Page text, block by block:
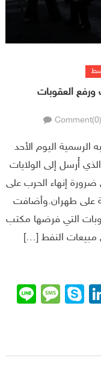
ورفع العقوبات
Comment(0)
الرسمية اليوم الأحد
أُرسل إلى الولايات
ضرورة إنهاء الحرب على
على طهران.وأضافت
التي فرضها مكتب
‌مبيعات ⁠النفط […]
LinkedIn
Skype